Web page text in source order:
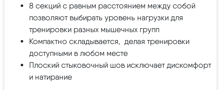
8 секций с равным расстоянием между собой
позволяют выбирать уровень нагрузки для
тренировки разных мышечных групп
Компактно складывается, делая тренировки
доступными в любом месте
Плоский стыковочный шов исключает дискомфорт
и натирание